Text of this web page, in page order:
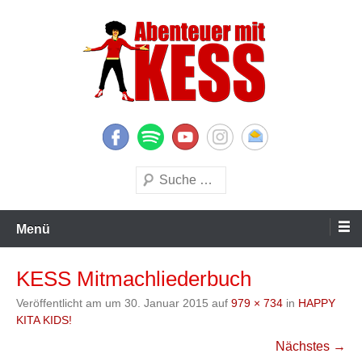
Abenteuer mit KESS
Suchen
Menü
KESS Mitmachliederbuch
Veröffentlicht am um 30. Januar 2015 auf 979 × 734 in HAPPY
KITA KIDS!
Nächstes →